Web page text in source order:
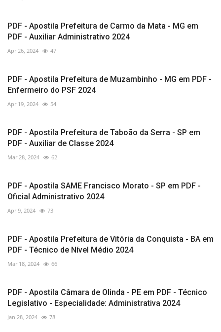
PDF - Apostila Prefeitura de Carmo da Mata - MG em
PDF - Auxiliar Administrativo 2024
Apr 26, 2024 47
PDF - Apostila Prefeitura de Muzambinho - MG em PDF -
Enfermeiro do PSF 2024
Apr 19, 2024 54
PDF - Apostila Prefeitura de Taboão da Serra - SP em
PDF - Auxiliar de Classe 2024
Mar 28, 2024 62
PDF - Apostila SAME Francisco Morato - SP em PDF -
Oficial Administrativo 2024
Apr 9, 2024 73
PDF - Apostila Prefeitura de Vitória da Conquista - BA em
PDF - Técnico de Nível Médio 2024
Mar 18, 2024 66
PDF - Apostila Câmara de Olinda - PE em PDF - Técnico
Legislativo - Especialidade: Administrativa 2024
Jan 28, 2024 78